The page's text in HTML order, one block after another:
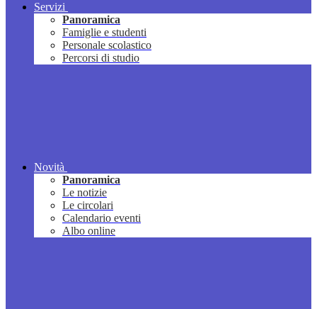
Servizi
Panoramica
Famiglie e studenti
Personale scolastico
Percorsi di studio
Novità
Panoramica
Le notizie
Le circolari
Calendario eventi
Albo online